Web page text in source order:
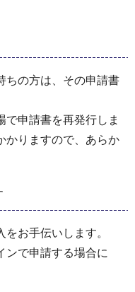
ちの方は、その申請書
で申請書を再発行しま
かりますので、あらか
お手伝いします。
ンで申請する場合に